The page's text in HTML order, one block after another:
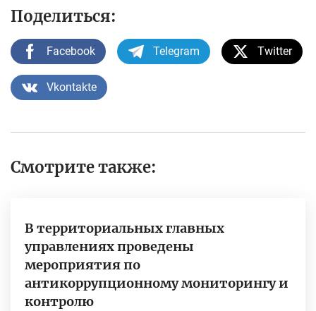
Поделиться:
Facebook Telegram Twitter
Vkontakte
Смотрите также:
В территориальных главных
управлениях проведены
мероприятия по
антикоррупционному мониторингу и
контролю